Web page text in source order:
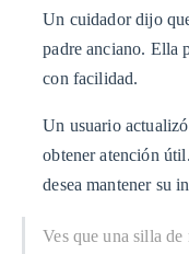
Un cuidador dijo
padre anciano. Ella
con facilidad.
Un usuario
obtener atención
desea mantener su
Ves que una silla